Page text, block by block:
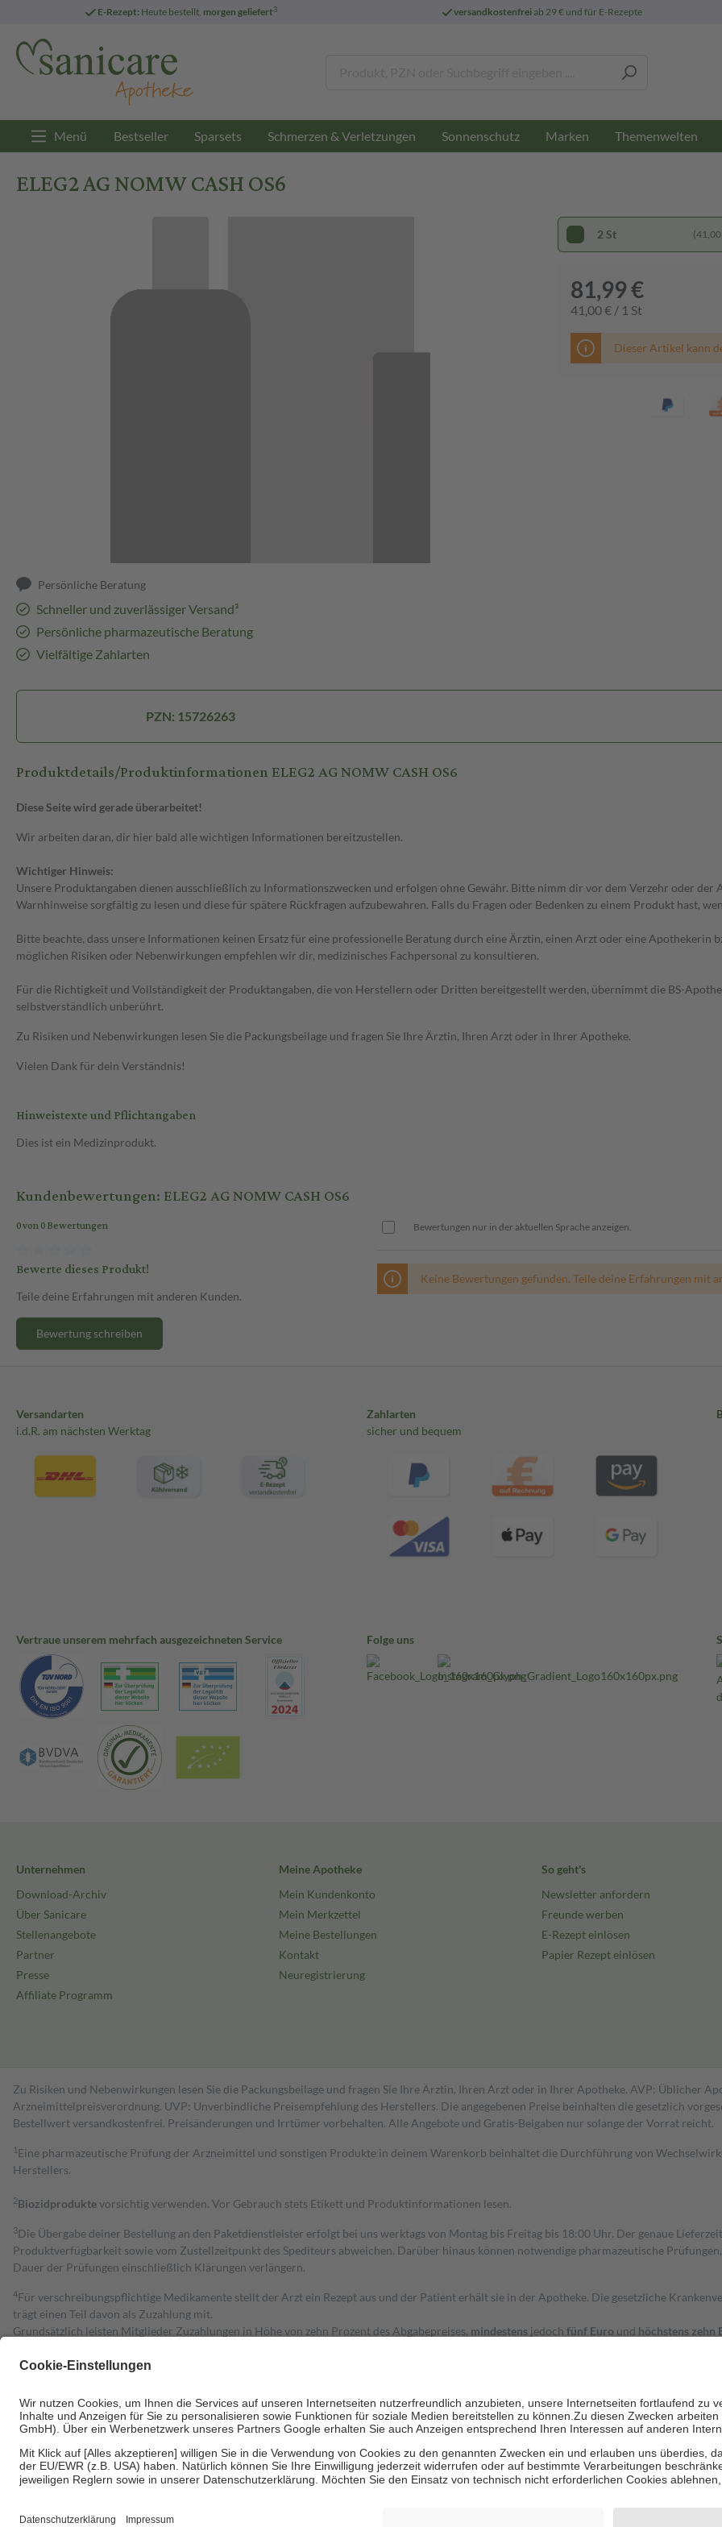
E-Rezept: Heute bestellt, morgen geliefert3 versandkostenfreiab 29 € und für E-Rezepte
Menü Bestseller Sparsets Schmerzen & Verletzungen Sonnenschutz Marken Themenwelten
ELEG2 AG NOMW CASH OS6
Persönliche Beratung
Schneller und zuverlässiger Versand³
Persönliche pharmazeutische Beratung
Vielfältige Zahlarten
2 St (41,00
81,99 €
41,00 € / 1 St
Dieser Artikel kann
PZN: 15726263
Produktdetails/Produktinformationen ELEG2 AG NOMW CASH OS6
Diese Seite wird gerade überarbeitet!
Wir arbeiten daran, dir hier bald alle wichtigen Informationen bereitzustellen.
Wichtiger Hinweis:
Unsere Produktangaben dienen ausschließlich zu Informationszwecken und erfolgen ohne Gewähr. Bitte nimm dir vor dem Verzehr oder
Warnhinweise sorgfältig zu lesen und diese für spätere Rückfragen aufzubewahren. Falls du Fragen oder Bedenken zu einem Produkt hast,
Bitte beachte, dass unsere Informationen keinen Ersatz für eine professionelle Beratung durch eine Ärztin, einen Arzt oder eine Apothekerin
möglichen Risiken oder Nebenwirkungen empfehlen wir dir, medizinisches Fachpersonal zu konsultieren.
Für die Richtigkeit und Vollständigkeit der Produktangaben, die von Herstellern oder Dritten bereitgestellt werden, übernimmt die BS-
selbstverständlich unberührt.
Zu Risiken und Nebenwirkungen lesen Sie die Packungsbeilage und fragen Sie Ihre Ärztin, Ihren Arzt oder in Ihrer Apotheke.
Vielen Dank für dein Verständnis!
Hinweistexte und Pflichtangaben
Dies ist ein Medizinprodukt.
Kundenbewertungen: ELEG2 AG NOMW CASH OS6
0 von 0 Bewertungen
Bewerte dieses Produkt!
Teile deine Erfahrungen mit anderen Kunden.
Bewertung schreiben
Bewertungen nur in der aktuellen Sprache anzeigen.
Keine Bewertungen gefunden. Teile deine Erfahrungen mit
Versandarten
i.d.R. am nächsten Werktag
Zahlarten
sicher und bequem
Vertraue unserem mehrfach ausgezeichneten Service Folge uns
Unternehmen
Download-Archiv
Über Sanicare
Stellenangebote
Partner
Presse
Affiliate Programm
Meine Apotheke
Mein Kundenkonto
Mein Merkzettel
Meine Bestellungen
Kontakt
Neuregistrierung
So geht's
Newsletter anfordern
Freunde werben
E-Rezept einlösen
Papier Rezept einlösen
Zu Risiken und Nebenwirkungen lesen Sie die Packungsbeilage und fragen Sie Ihre Ärztin, Ihren Arzt oder in Ihrer Apotheke. AVP: Üblicher
Arzneimittelpreisverordnung. UVP: Unverbindliche Preisempfehlung des Herstellers. Die angegebenen Preise beinhalten die gesetzlich
Bestell­wert versand­kosten­frei. Preisänderungen und Irrtümer vorbehalten. Alle Angebote und Gratis-Beigaben nur solange der Vorrat reicht.
1 Eine pharmazeutische Prüfung der Arzneimittel und sonstigen Produkte in deinem Warenkorb beinhaltet die Durchführung von
Herstellers.
2Biozidproduktevorsichtig verwenden. Vor Gebrauch stets Etikett und Produktinformationen lesen.
3Die Übergabe deiner Bestellung an den Paketdienstleister erfolgt bei uns werktags von Montag bis Freitag bis 18:00 Uhr. Der genaue
Produktverfügbarkeit sowie vom Zustellzeitpunkt des Spediteurs abweichen. Darüber hinaus können notwendige pharmazeutische
Dauer der Prüfungen einschließlich Klärungen verlängern.
4Für verschreibungspflichtige Medikamente stellt der Arzt ein Rezept aus und der Patient erhält sie in der Apotheke. Die gesetzliche
trägt einen Teil davon als Zuzahlung mit.
Grundsätzlich leisten Mitglieder Zuzahlungen in Höhe von zehn Prozent des Abgabepreises, mindestens jedoch fünf Euro und höchstens zehn
Diese Regeln gelten grundsätzlich auch für Online-Apotheken.
Um das Engagement der Versicherten für ihre eigene Gesundheit zu stärken und die besondere Stellung der Familie zu unterstützen, fallen
• Kindern und Jugendlichen bis zum vollendeten 18. Lebensjahr mit Ausnahme der Fahrkosten
• Untersuchungen zur Vorsorge und Früherkennung, die von der GKV getragen werden
• empfohlenen Schutzimpfungen
• Harn- und Blutteststreifen
Informationen findest du hier: https://help.etrusted.com/hc/de/articles/4419944605341